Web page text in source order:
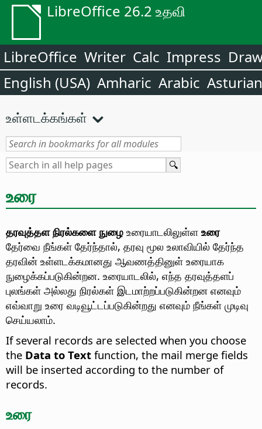
LibreOffice 26.2 உதவி
LibreOffice Writer Calc Impress
English (USA) Amharic Arabic Asturian
உள்ளடக்கங்கள்
உரை
தரவுத்தள நிரல்களை நுழை உரையாடலிலுள்ள உரை
தேர்வை நீங்கள் தேர்ந்தால், தரவு மூல உலாவியில் தேர்ந்த
தரவின் உள்ளடக்கமானது ஆவணத்தினுள் உரையாக
நுழைக்கப்படுகின்றன. உரையாடலில், எந்த தரவுத்தளப்
புலங்கள் அல்லது நிரல்கள் இடமாற்றப்படுகின்றன எனவும்
எவ்வாறு உரை வடிவூட்டப்படுகின்றது எனவும் நீங்கள் முடிவு
செய்யலாம்.
If several records are selected when you choose
the Data to Text function, the mail merge fields
will be inserted according to the number of
records.
உரை